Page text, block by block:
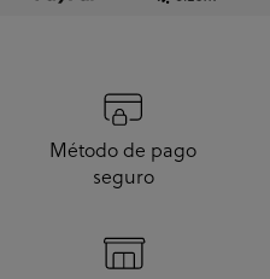
Método de pago
seguro